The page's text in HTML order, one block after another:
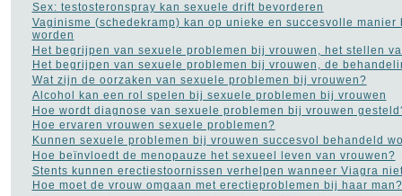
Aambeien speen(9)
ADHD(37)
Afasie(4)
Alcohol(86)
Allergie(44)
Alzheimer(110)
Andere vormen van
kanker(36)
Angstaanvallen(40)
Asperger(17)
Autisme(47)
Bedwateren(8)
Beroerte(27)
Sex: testosteronspray kan sexuele drift bevorderen
Vaginisme (schedekramp) kan op unieke en succesvolle manier
worden
Het begrijpen van sexuele problemen bij vrouwen, het stellen
Het begrijpen van sexuele problemen bij vrouwen, de
Wat zijn de oorzaken van sexuele problemen bij vrouwen?
Alcohol kan een rol spelen bij sexuele problemen bij vrouwen
Hoe wordt diagnose van sexuele problemen bij vrouwen
Hoe ervaren vrouwen sexuele problemen?
Kunnen sexuele problemen bij vrouwen succesvol behandeld
Hoe beïnvloedt de menopauze het sexueel leven van vrouwen?
Stents kunnen erectiestoornissen verhelpen wanneer Viagra
Hoe moet de vrouw omgaan met erectieproblemen bij haar man?